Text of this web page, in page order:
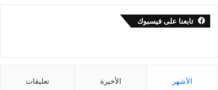
تابعنا على فيسبوك
الأشهر الأخيرة تعليقات